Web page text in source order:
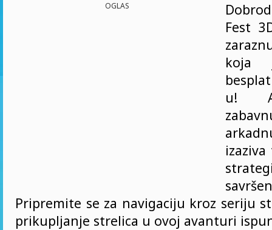
OGLAS
Fest
koja
u!
Pripremite se za navigaciju kroz seriju
prikupljanje strelica u ovoj avanturi